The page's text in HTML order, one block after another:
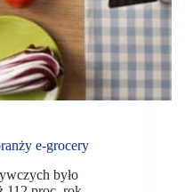
e-grocery
było